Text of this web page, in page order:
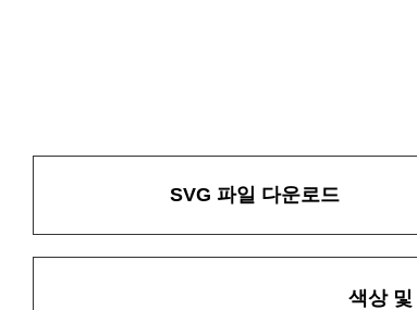
SVG 파일 다운로드
색상